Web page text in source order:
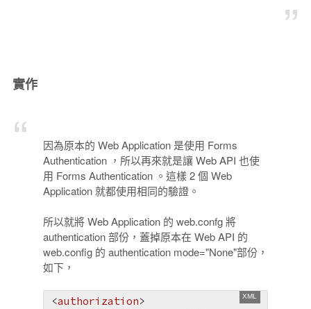
實作
因為原本的 Web Application 是使用 Forms
Authentication ，所以再來就是讓 Web API 也使
用 Forms Authentication 。這樣 2 個 Web
Application 就都使用相同的驗證。
所以就將 Web Application 的 web.confg 將
authentication 部份，蓋掉原本在 Web API 的
web.config 的 authentication mode="None"部份，
如下，
<authorization>